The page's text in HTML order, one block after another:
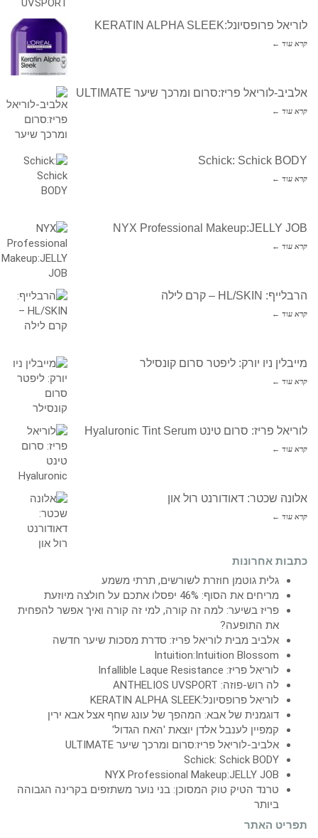
לוריאל פרופסיונל:KERATIN ALPHA SLEEK
קרא עוד ←
אלביב-לוריאל פריז:סרום ומרכך שיער ULTIMATE
קרא עוד ←
Schick: Schick BODY
קרא עוד ←
NYX Professional Makeup:JELLY JOB
קרא עוד ←
הרבלייף: HL/SKIN – קרם לילה
קרא עוד ←
מייבלין ניו יורק: ליפטר סרום קונסילר
קרא עוד ←
לוריאל פריז: סרום טינט Hyaluronic Tint Serum
קרא עוד ←
אלונה שכטר: דאודורנט רול און
קרא עוד ←
כתבות אחרונות
גלית גוטמן חוזרת לשורשים, תרתי משמע
מריחים את הסוף: 46% יפסלו אתכם על חולצה מיוזעת
פריז בשיער: למה זה קורה, למי זה קורה ואיך אפשר להפחית
את התופעה?
אלביב מבית לוריאל פריז: סדרת מסכות שיער חדשה
Intuition:Intuition Blossom
לוריאל פריז: Infallible Laque Resistance
לה רוש-פוזה: ANTHELIOS UVSPORT
לוריאל פרופסיונל:KERATIN ALPHA SLEEK
דוגמנית של אבא: המהפך של עונג שחף אצל אבא ירין
קמפיין לענבל אלדן יוצאת 'האח הגדול'
אלביב-לוריאל פריז:סרום ומרכך שיער ULTIMATE
Schick: Schick BODY
NYX Professional Makeup:JELLY JOB
טרנד הטיק טוק המסוכן: בני נוער משתזפים בקרינה הגבוהה
ביותר
תפריט האתר